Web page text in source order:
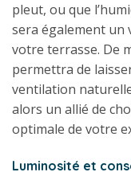
pleut, ou que
sera également
votre terrasse. De
permettra de
ventilation
alors un allié de
optimale de votre
Luminosité et